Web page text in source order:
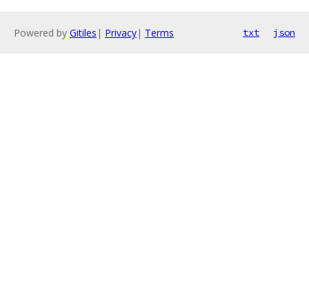
Powered by Gitiles | Privacy| Terms txt json